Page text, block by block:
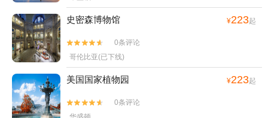
史密森博物馆 ¥223起


0条评论
哥伦比亚(已下线)
美国国家植物园 ¥223起


0条评论